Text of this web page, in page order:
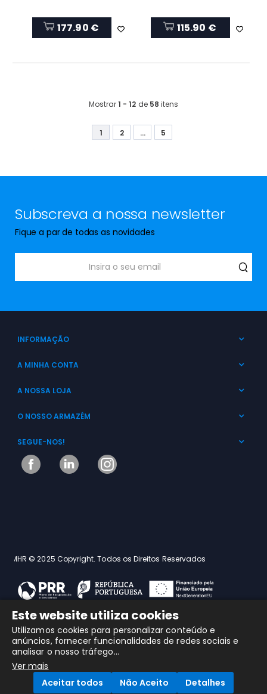
177.90 € 115.90 €
Mostrar1 - 12 de 58 itens
1 2 ... 5
Subscreva a nossa newsletter
Fique a par de todas as novidades
INFORMAÇÃO
A MINHA CONTA
A NOSSA LOJA
O NOSSO ARMAZÉM
SEGUE-NOS!
MHR © 2025 Copyright. Todos os Direitos Reservados
HOME ÁREA RESERVADA CARRINHO
Este website utiliza cookies
Utilizamos cookies para personalizar conteúdo e
anúncios, fornecer funcionalidades de redes sociais e
analisar o nosso tráfego...
Ver mais
Aceitar todos
Não Aceito Detalhes